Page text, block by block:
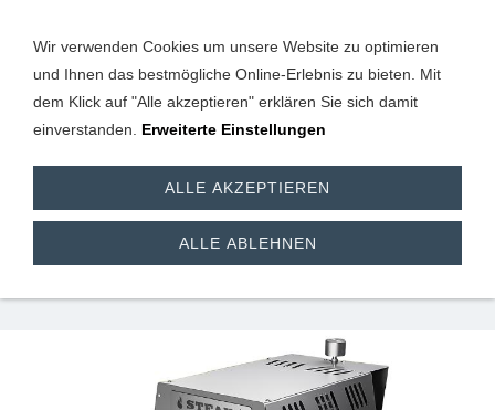
Gasgrill - Gasbräter und
Zubehör
Wir verwenden Cookies um unsere Website zu optimieren
und Ihnen das bestmögliche Online-Erlebnis zu bieten. Mit
dem Klick auf "Alle akzeptieren" erklären Sie sich damit
einverstanden. Erweiterte Einstellungen
ALLE AKZEPTIEREN
ALLE ABLEHNEN